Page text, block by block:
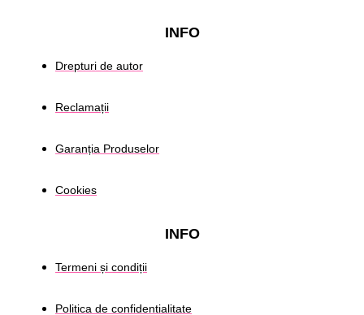
INFO
Drepturi de autor
Reclamații
Garanția Produselor
Cookies
INFO
Termeni și condiții
Politica de confidentialitate